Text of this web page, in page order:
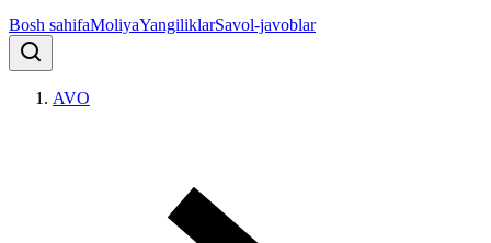
Bosh sahifaMoliyaYangiliklarSavol-javoblar
AVO